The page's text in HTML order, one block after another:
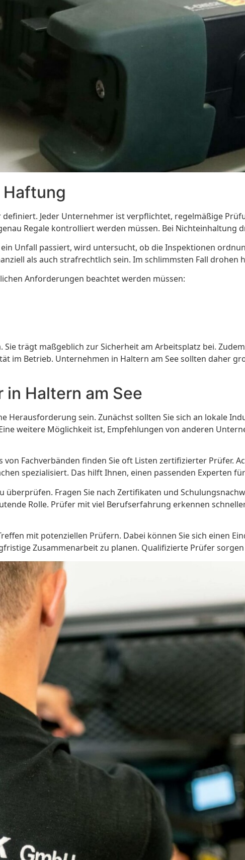
Jeder Unternehmer ist verpflichtet, regelmäßige
Regale kontrolliert werden müssen. Bei Nichteinhaltung
Unfall passiert, wird untersucht, ob die Inspektionen
als auch strafrechtlich sein. Im schlimmsten Fall
Anforderungen beachtet werden müssen:
trägt maßgeblich zur Sicherheit am Arbeitsplatz bei.
im Betrieb. Unternehmen in Haltern am See sollten daher
Haltern am See
Herausforderung sein. Zunächst sollten Sie sich an lokale
weitere Möglichkeit ist, Empfehlungen von anderen
Fachverbänden finden Sie oft Listen zertifizierter Prüfer.
spezialisiert. Das hilft Ihnen, einen passenden Experten
Fragen Sie nach Zertifikaten und
Rolle. Prüfer mit viel Berufserfahrung erkennen
mit potenziellen Prüfern. Dabei können Sie sich einen
Zusammenarbeit zu planen. Qualifizierte Prüfer